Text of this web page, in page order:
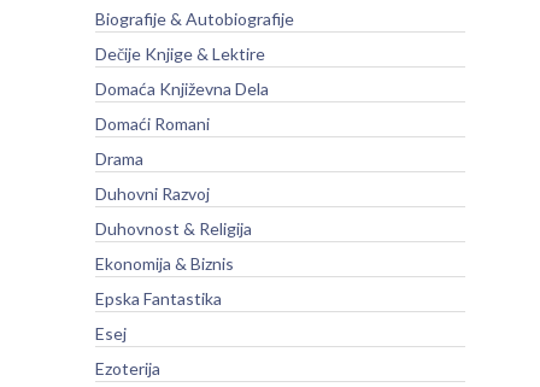
Biografije & Autobiografije
Dečije Knjige & Lektire
Domaća Književna Dela
Domaći Romani
Drama
Duhovni Razvoj
Duhovnost & Religija
Ekonomija & Biznis
Epska Fantastika
Esej
Ezoterija